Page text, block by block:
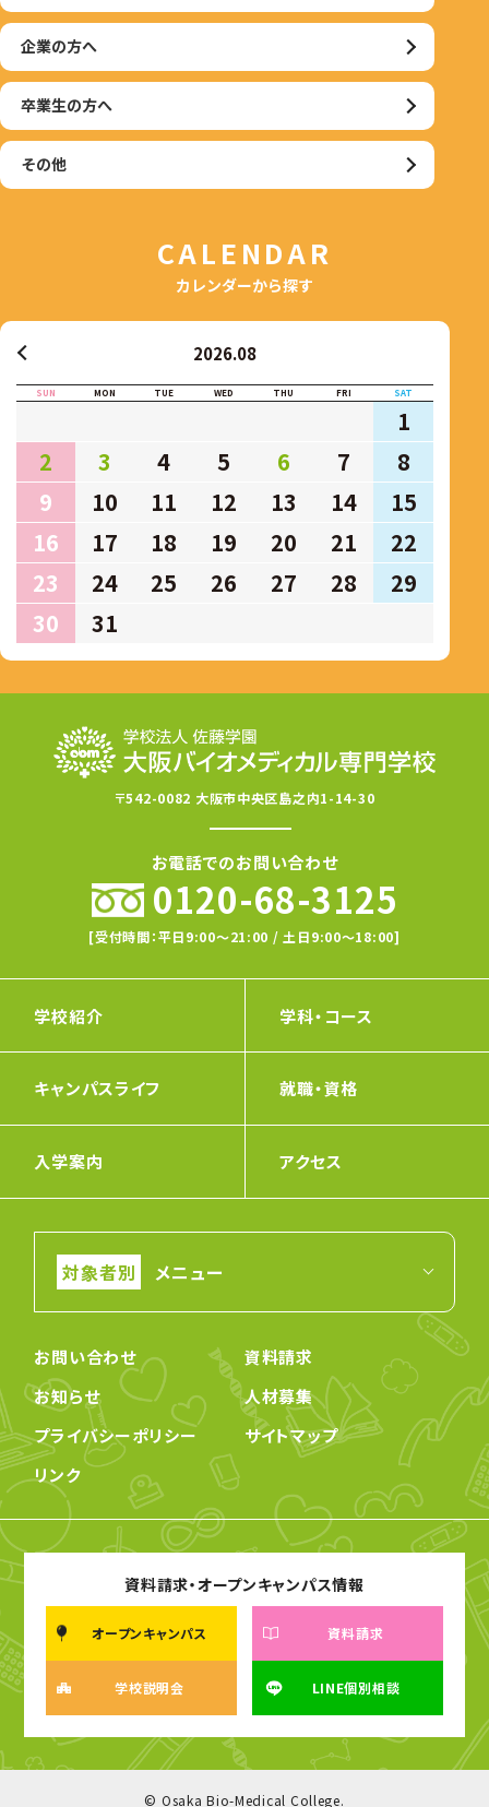
企業の方へ
卒業生の方へ
その他
CALENDAR
カレンダーから探す
2026.08
SUN MON TUE WED THU FRI SAT
1
2
3 4 5 6 7
8
9
10 11 12 13 14
15
16
17 18 19 20 21
22
23
24 25 26 27 28
29
30
31
〒542-0082 大阪市中央区島之内1-14-30
お電話でのお問い合わせ
0120-68-3125
[受付時間：平日9:00〜21:00 / 土日9:00〜18:00]
学校紹介 学科・コース
キャンパスライフ 就職・資格
入学案内 アクセス
メニュー
お問い合わせ
資料請求
お知らせ
人材募集
プライバシーポリシー
サイトマップ
リンク
資料請求・オープンキャンパス情報
オープンキャンパス 資料請求
学校説明会 LINE個別相談
© Osaka Bio-Medical College.